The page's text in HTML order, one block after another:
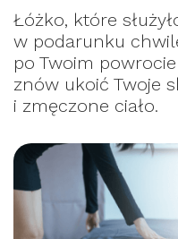
Łóżko, które
w podarunku
po Twoim
znów ukoić Twoje
i zmęczone ciało.